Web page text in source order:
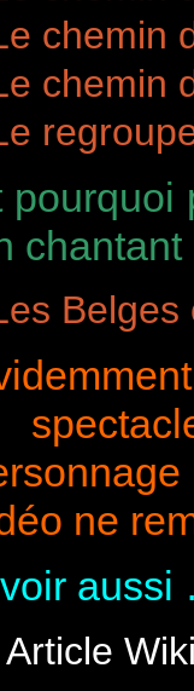
chemin
chemin
pourquoi
Belges
ne
aussi
Article